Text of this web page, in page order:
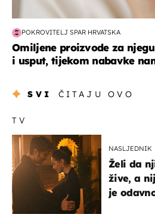
POKROVITELJ SPAR HRVATSKA
Omiljene proizvode za
i usput, tijekom nabavke
SVI ČITAJU OVO
TV
NASLJEDNIK
Želi da
žive, a
je